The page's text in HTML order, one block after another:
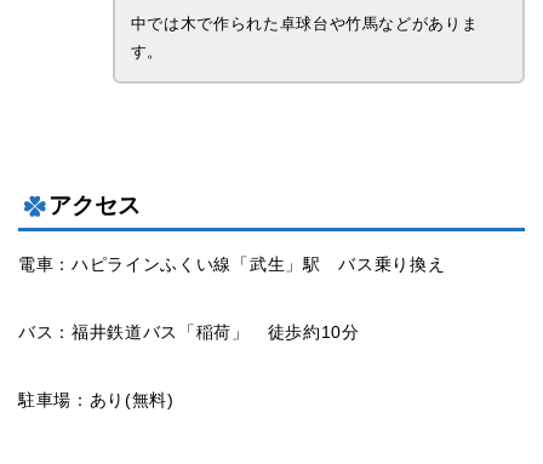
中では木で作られた卓球台や竹馬などがありま
す。
アクセス
電車：ハピラインふくい線「武生」駅 バス乗り換え
バス：福井鉄道バス「稲荷」 徒歩約10分
駐車場：あり(無料)